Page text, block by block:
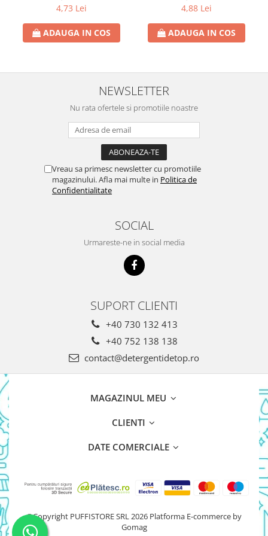
Rezerva Odorizant Camera Air Wick
4,73 Lei
ADAUGA IN COS
4,88 Lei
ADAUGA IN COS
NEWSLETTER
Nu rata ofertele si promotiile noastre
Vreau sa primesc newsletter cu promotiile
magazinului. Afla mai multe in Politica de
Confidentialitate
SOCIAL
Urmareste-ne in social media
SUPORT CLIENTI
+40 730 132 413
+40 752 138 138
contact@detergentidetop.ro
MAGAZINUL MEU
CLIENTI
DATE COMERCIALE
©Copyright PUFFISTORE SRL 2026 Platforma E-commerce by
Gomag